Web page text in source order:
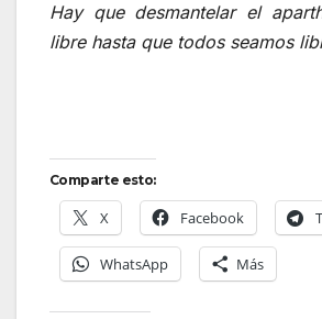
Hay que desmantelar el
libre hasta que todos seamos
Comparte esto:
X Facebook
WhatsApp Más